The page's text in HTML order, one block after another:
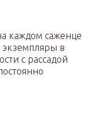
каждом саженце
экземпляры в
с рассадой